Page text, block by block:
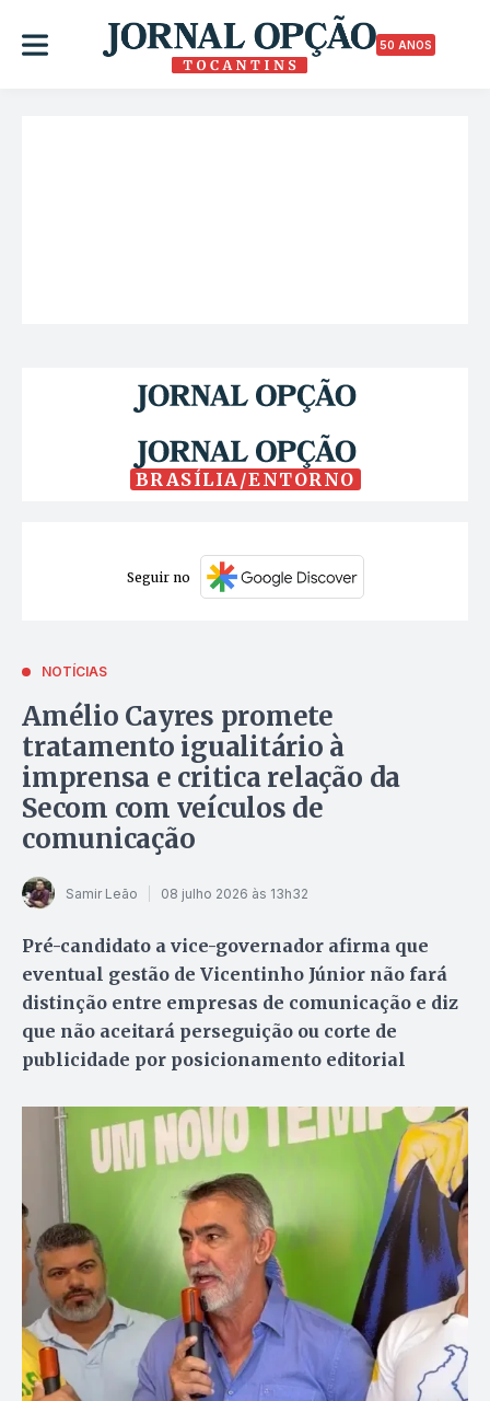
50 ANOS
BRASÍLIA/ENTORNO
Seguir no
NOTÍCIAS
Amélio Cayres promete
tratamento igualitário à
imprensa e critica relação da
Secom com veículos de
comunicação
Samir Leão 08 julho 2026 às 13h32
Pré-candidato a vice-governador afirma que
eventual gestão de Vicentinho Júnior não fará
distinção entre empresas de comunicação e diz
que não aceitará perseguição ou corte de
publicidade por posicionamento editorial